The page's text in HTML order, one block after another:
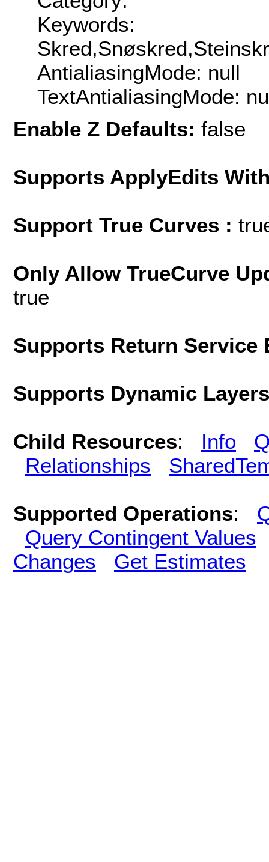
Keywords:
AntialiasingMode: null
TextAntialiasingMode:
Enable Z Defaults: false
Supports ApplyEdits
Support True Curves :
Only Allow TrueCurve
true
Supports Return
Supports Dynamic
Child Resources: Info
Relationships
Supported Operations:
Query Contingent Values
Changes
Get Estimates